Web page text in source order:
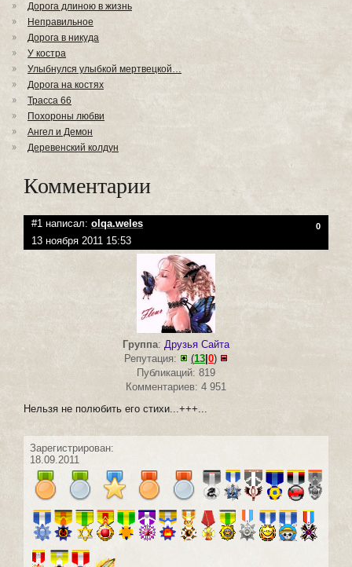
Дорога длиною в жизнь
Неправильное
Дорога в никуда
У костра
Улыбнулся улыбкой мертвецкой…
Дорога на костях
Трасса 66
Похороны любви
Ангел и Демон
Деревенский колдун
Комментарии
#1 написал: olqa.weles 0
13 ноября 2011 15:53
Группа: Друзья Сайта
Репутация:
(13 0)
Публикаций: 819
Комментариев: 4 951
Нельзя не полюбить его стихи...+++...
Зарегистрирован:
18.09.2011